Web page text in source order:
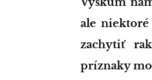
Výskum nám hovorí, že existuje viac ako 200 rôznych typov rakoviny,
ale
zachytiť
príznaky